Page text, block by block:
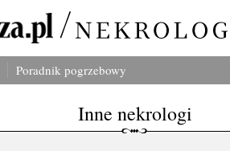
Poradnik pogrzebowy
Inne nekrologi